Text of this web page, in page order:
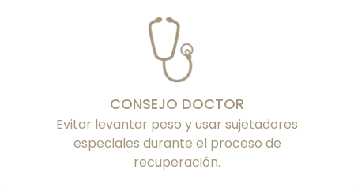
CONSEJO DOCTOR
Evitar levantar peso y usar sujetadores
especiales durante el proceso de
recuperación.